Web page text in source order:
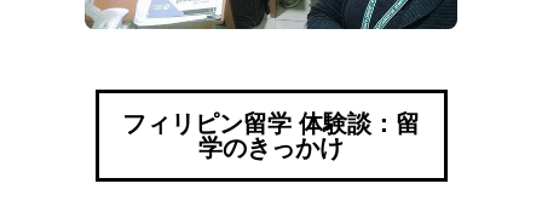
フィリピン留学 体験談：留
学のきっかけ